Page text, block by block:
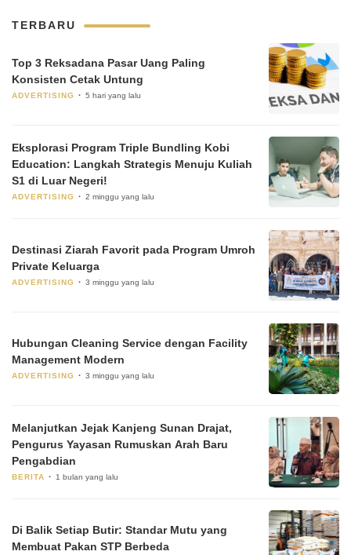
TERBARU
Top 3 Reksadana Pasar Uang Paling
Konsisten Cetak Untung
ADVERTISING 5 hari yang lalu
Eksplorasi Program Triple Bundling Kobi
Education: Langkah Strategis Menuju Kuliah
S1 di Luar Negeri!
ADVERTISING 2 minggu yang lalu
Destinasi Ziarah Favorit pada Program Umroh
Private Keluarga
ADVERTISING 3 minggu yang lalu
Hubungan Cleaning Service dengan Facility
Management Modern
ADVERTISING 3 minggu yang lalu
Melanjutkan Jejak Kanjeng Sunan Drajat,
Pengurus Yayasan Rumuskan Arah Baru
Pengabdian
BERITA 1 bulan yang lalu
Di Balik Setiap Butir: Standar Mutu yang
Membuat Pakan STP Berbeda